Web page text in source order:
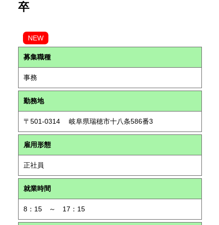
卒
NEW
募集職種
事務
勤務地
〒501-0314 岐阜県瑞穂市十八条586番3
雇用形態
正社員
就業時間
8：15 ～ 17：15